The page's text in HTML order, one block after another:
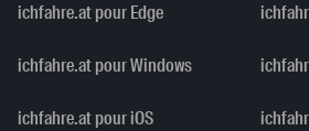
ichfahre.at pour Edge
ichfahre.at pour Windows
ichfahre.at pour iOS